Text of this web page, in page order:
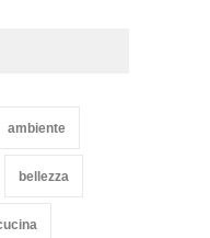
Novembre 2014
ambiente
bellezza